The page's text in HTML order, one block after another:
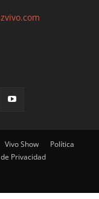
Vivo Show
Política
Privacidad